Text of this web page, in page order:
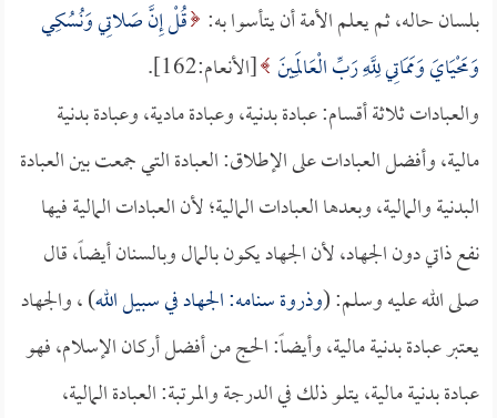
بلسان حاله، ثم يعلم الأمة أن يتأسوا به: قُلْ إِنَّ صَلاتِي وَنُسُكِي
وَمَحْيَايَ وَمَمَاتِي لِلَّهِ رَبِّ الْعَالَمِينَ [الأنعام:162].
والعبادات ثلاثة أقسام: عبادة بدنية، وعبادة مادية، وعبادة بدنية
مالية، وأفضل العبادات على الإطلاق: العبادة التي جمعت بين العبادة
البدنية والمالية، وبعدها العبادات المالية؛ لأن العبادات المالية فيها
نفع ذاتي دون الجهاد، لأن الجهاد يكون بالمال وبالسنان أيضاً، قال
صلى الله عليه وسلم: (وذروة سنامه: الجهاد في سبيل الله) ، والجهاد
يعتبر عبادة بدنية مالية، وأيضاً: الحج من أفضل أركان الإسلام، فهو
عبادة بدنية مالية، يتلو ذلك في الدرجة والمرتبة: العبادة المالية،